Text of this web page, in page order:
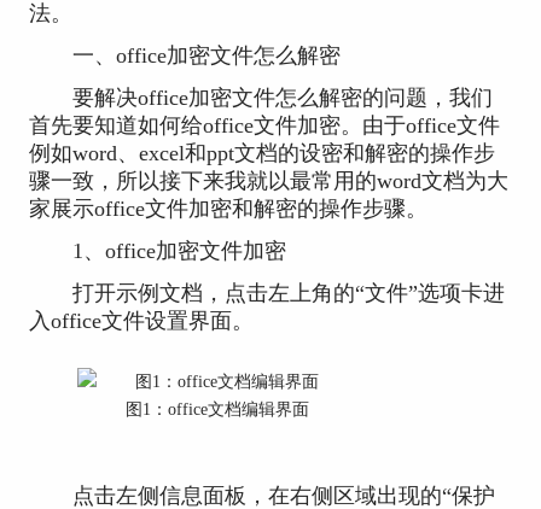
法。
一、office加密文件怎么解密
要解决office加密文件怎么解密的问题，我们
首先要知道如何给office文件加密。由于office文件
例如word、excel和ppt文档的设密和解密的操作步
骤一致，所以接下来我就以最常用的word文档为大
家展示office文件加密和解密的操作步骤。
1、office加密文件加密
打开示例文档，点击左上角的“文件”选项卡进
入office文件设置界面。
图1：office文档编辑界面
点击左侧信息面板，在右侧区域出现的“保护